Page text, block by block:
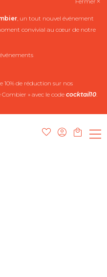
, un tout nouvel événement
convivial au cœur de notre
10% de réduction sur nos
» avec le code cocktail10.